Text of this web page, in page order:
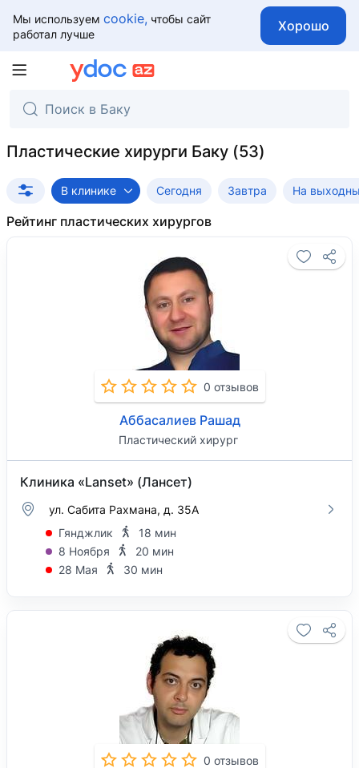
Мы используем cookie, чтобы сайт
работал лучше
Хорошо
Пластические хирурги Баку
В клинике Сегодня Завтра На
Рейтинг пластических хирургов
0 отзывов
Аббасалиев Рашад
Пластический хирург
Клиника «Lanset» (Лансет)
ул. Сабита Рахмана, д. 35А
Гянджлик
18 мин
8 Ноября
20 мин
28 Мая
30 мин
0 отзывов